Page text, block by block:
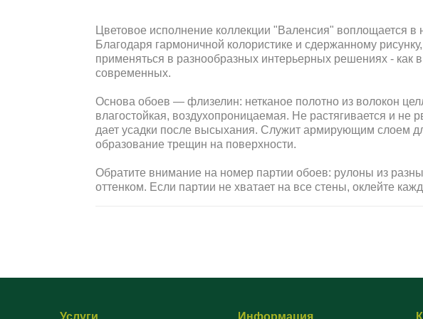
Цветовое исполнение коллекции "Валенсия" воплощается в
Благодаря гармоничной колористике и сдержанному
применяться в разнообразных интерьерных решениях - как в
современных.
Основа обоев — флизелин: нетканое полотно из волокон
влагостойкая, воздухопроницаемая. Не растягивается и не
дает усадки после высыхания. Служит армирующим слоем
образование трещин на поверхности.
Обратите внимание на номер партии обоев: рулоны из
оттенком. Если партии не хватает на все стены, оклейте
Услуги Информация